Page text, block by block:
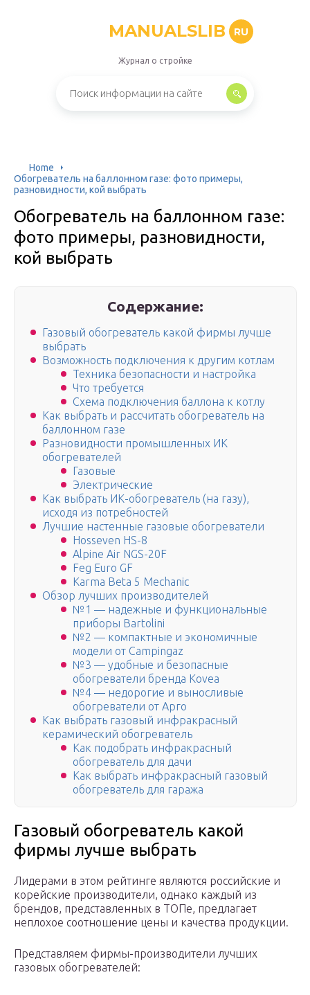
MANUALSLIB RU
Журнал о стройке
Home
Обогреватель на баллонном газе: фото примеры,
разновидности, кой выбрать
Обогреватель на баллонном газе:
фото примеры, разновидности,
кой выбрать
Содержание:
Газовый обогреватель какой фирмы лучше
выбрать
Возможность подключения к другим котлам
Техника безопасности и настройка
Что требуется
Схема подключения баллона к котлу
Как выбрать и рассчитать обогреватель на
баллонном газе
Разновидности промышленных ИК
обогревателей
Газовые
Электрические
Как выбрать ИК-обогреватель (на газу),
исходя из потребностей
Лучшие настенные газовые обогреватели
Hosseven HS-8
Alpine Air NGS-20F
Feg Euro GF
Karma Beta 5 Mechanic
Обзор лучших производителей
№1 — надежные и функциональные
приборы Bartolini
№2 — компактные и экономичные
модели от Сampingaz
№3 — удобные и безопасные
обогреватели бренда Kovea
№4 — недорогие и выносливые
обогреватели от Арго
Как выбрать газовый инфракрасный
керамический обогреватель
Как подобрать инфракрасный
обогреватель для дачи
Как выбрать инфракрасный газовый
обогреватель для гаража
Газовый обогреватель какой
фирмы лучше выбрать
Лидерами в этом рейтинге являются российские и
корейские производители, однако каждый из
брендов, представленных в ТОПе, предлагает
неплохое соотношение цены и качества продукции.
Представляем фирмы-производители лучших
газовых обогревателей: